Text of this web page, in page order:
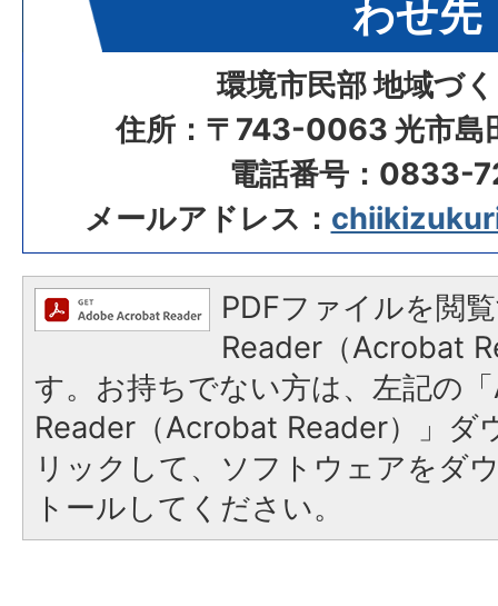
わせ先
環境市民部 地域づ
住所：〒743-0063 光市島
電話番号：0833-
メールアドレス：
PDFファイルを閲
Reader（Acrobat
す。お持ちでない方は、左記の
Reader（Acrobat Reader）」ダ
リックして、ソフトウェアをダ
トールしてください。